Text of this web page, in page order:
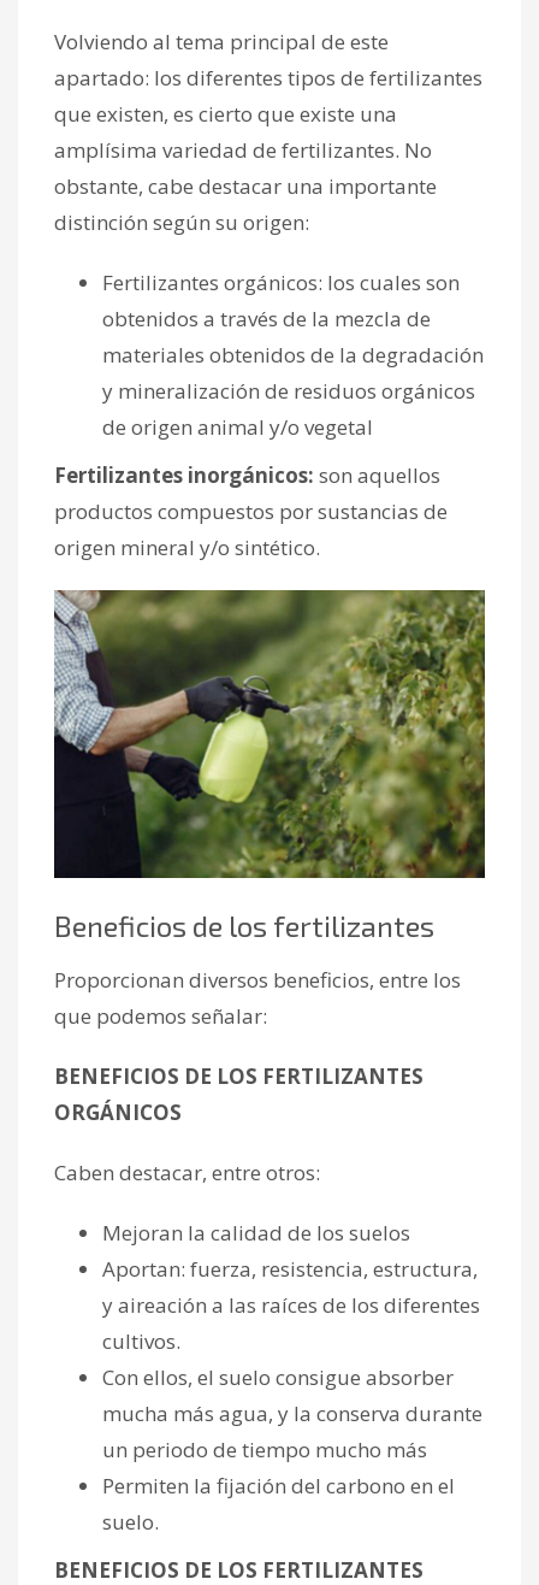
Volviendo al tema principal de este
apartado: los diferentes tipos de fertilizantes
que existen, es cierto que existe una
amplísima variedad de fertilizantes. No
obstante, cabe destacar una importante
distinción según su origen:
Fertilizantes orgánicos: los cuales son
obtenidos a través de la mezcla de
materiales obtenidos de la degradación
y mineralización de residuos orgánicos
de origen animal y/o vegetal
Fertilizantes inorgánicos: son aquellos
productos compuestos por sustancias de
origen mineral y/o sintético.
Beneficios de los fertilizantes
Proporcionan diversos beneficios, entre los
que podemos señalar:
BENEFICIOS DE LOS FERTILIZANTES
ORGÁNICOS
Caben destacar, entre otros:
Mejoran la calidad de los suelos
Aportan: fuerza, resistencia, estructura,
y aireación a las raíces de los diferentes
cultivos.
Con ellos, el suelo consigue absorber
mucha más agua, y la conserva durante
un periodo de tiempo mucho más
Permiten la fijación del carbono en el
suelo.
BENEFICIOS DE LOS FERTILIZANTES